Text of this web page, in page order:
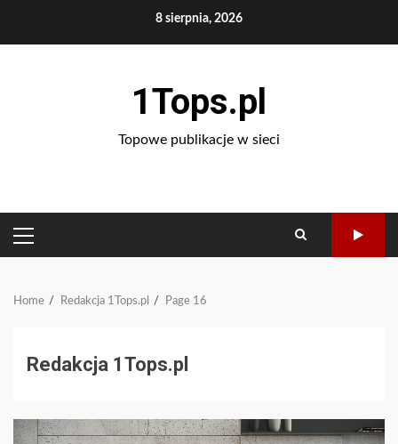
8 sierpnia, 2026
1Tops.pl
Topowe publikacje w sieci
PRIMARY
MENU
Home Redakcja 1Tops.pl Page 16
Redakcja 1Tops.pl